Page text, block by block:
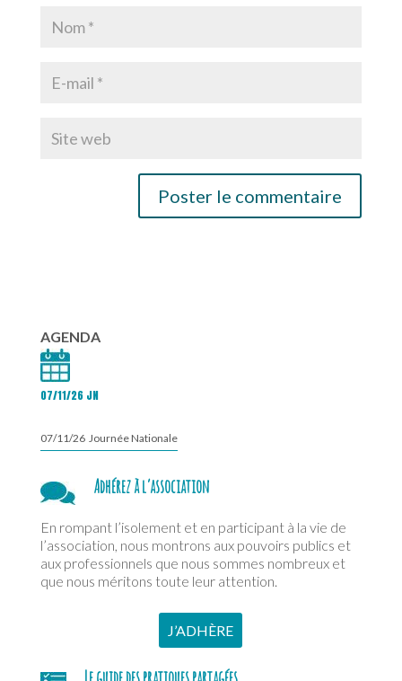
AGENDA
07/11/26 JN
07/11/26 Journée Nationale
Adhérez à l’association
En rompant l’isolement et en participant à la vie de
l’association, nous montrons aux pouvoirs publics et
aux professionnels que nous sommes nombreux et
que nous méritons toute leur attention.
J’ADHÈRE